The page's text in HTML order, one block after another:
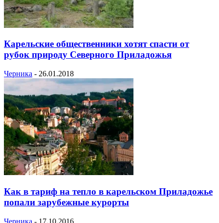
Карельские общественники хотят спасти от
рубок природу Северного Приладожья
Черника - 26.01.2018
Как в тариф на тепло в карельском Приладожье
попали зарубежные курорты
Черника - 17.10.2016